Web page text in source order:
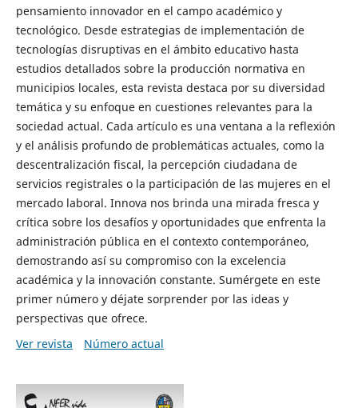
pensamiento innovador en el campo académico y
tecnológico. Desde estrategias de implementación de
tecnologías disruptivas en el ámbito educativo hasta
estudios detallados sobre la producción normativa en
municipios locales, esta revista destaca por su diversidad
temática y su enfoque en cuestiones relevantes para la
sociedad actual. Cada artículo es una ventana a la reflexión
y el análisis profundo de problemáticas actuales, como la
descentralización fiscal, la percepción ciudadana de
servicios registrales o la participación de las mujeres en el
mercado laboral. Innova nos brinda una mirada fresca y
crítica sobre los desafíos y oportunidades que enfrenta la
administración pública en el contexto contemporáneo,
demostrando así su compromiso con la excelencia
académica y la innovación constante. Sumérgete en este
primer número y déjate sorprender por las ideas y
perspectivas que ofrece.
Ver revista
Número actual